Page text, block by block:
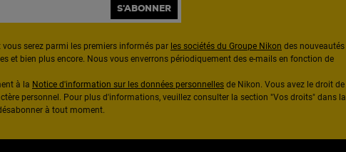
S'ABONNER
serez parmi les premiers informés par les sociétés du Groupe Nikon des nouveautés
et bien plus encore. Nous vous enverrons périodiquement des e-mails en fonction de
à la Notice d'information sur les données personnelles de Nikon. Vous avez le droit de
personnel. Pour plus d'informations, veuillez consulter la section "Vos droits" dans la
à tout moment.